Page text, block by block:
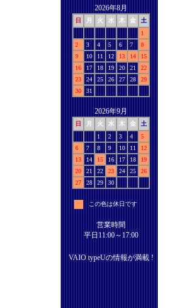
2026年8月
日 月 火 水 木 金
土
1
2
3 4 5 6 7
8
9
10 11 12 13 14
15
16
17 18 19 20 21
22
23
24 25 26 27 28
29
30
31
2026年9月
日 月 火 水 木 金
土
1
2 3 4
5
6
7 8 9 10 11
12
13
14 15 16 17 18
19
20
21 22 23 24 25
26
27
28 29 30
この色は休日です
営業時間
平日11:00～17:00
VAIO typeUの情報が満載 !